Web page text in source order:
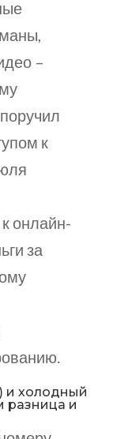
–
к
онлайн-
за
и холодный
разница и